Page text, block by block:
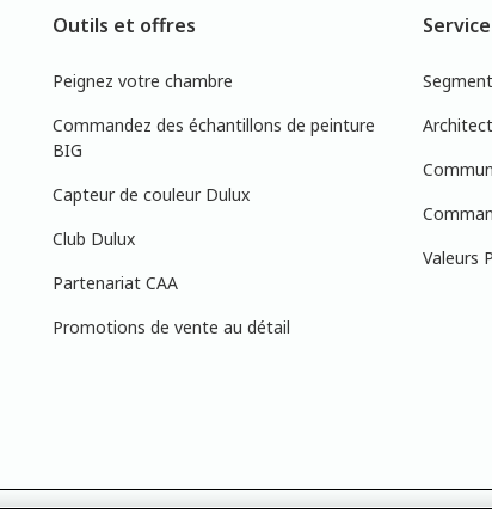
Outils et offres
Peignez votre chambre
Commandez des échantillons de peinture
BIG
Capteur de couleur Dulux
Club Dulux
Partenariat CAA
Promotions de vente au détail
Valeurs